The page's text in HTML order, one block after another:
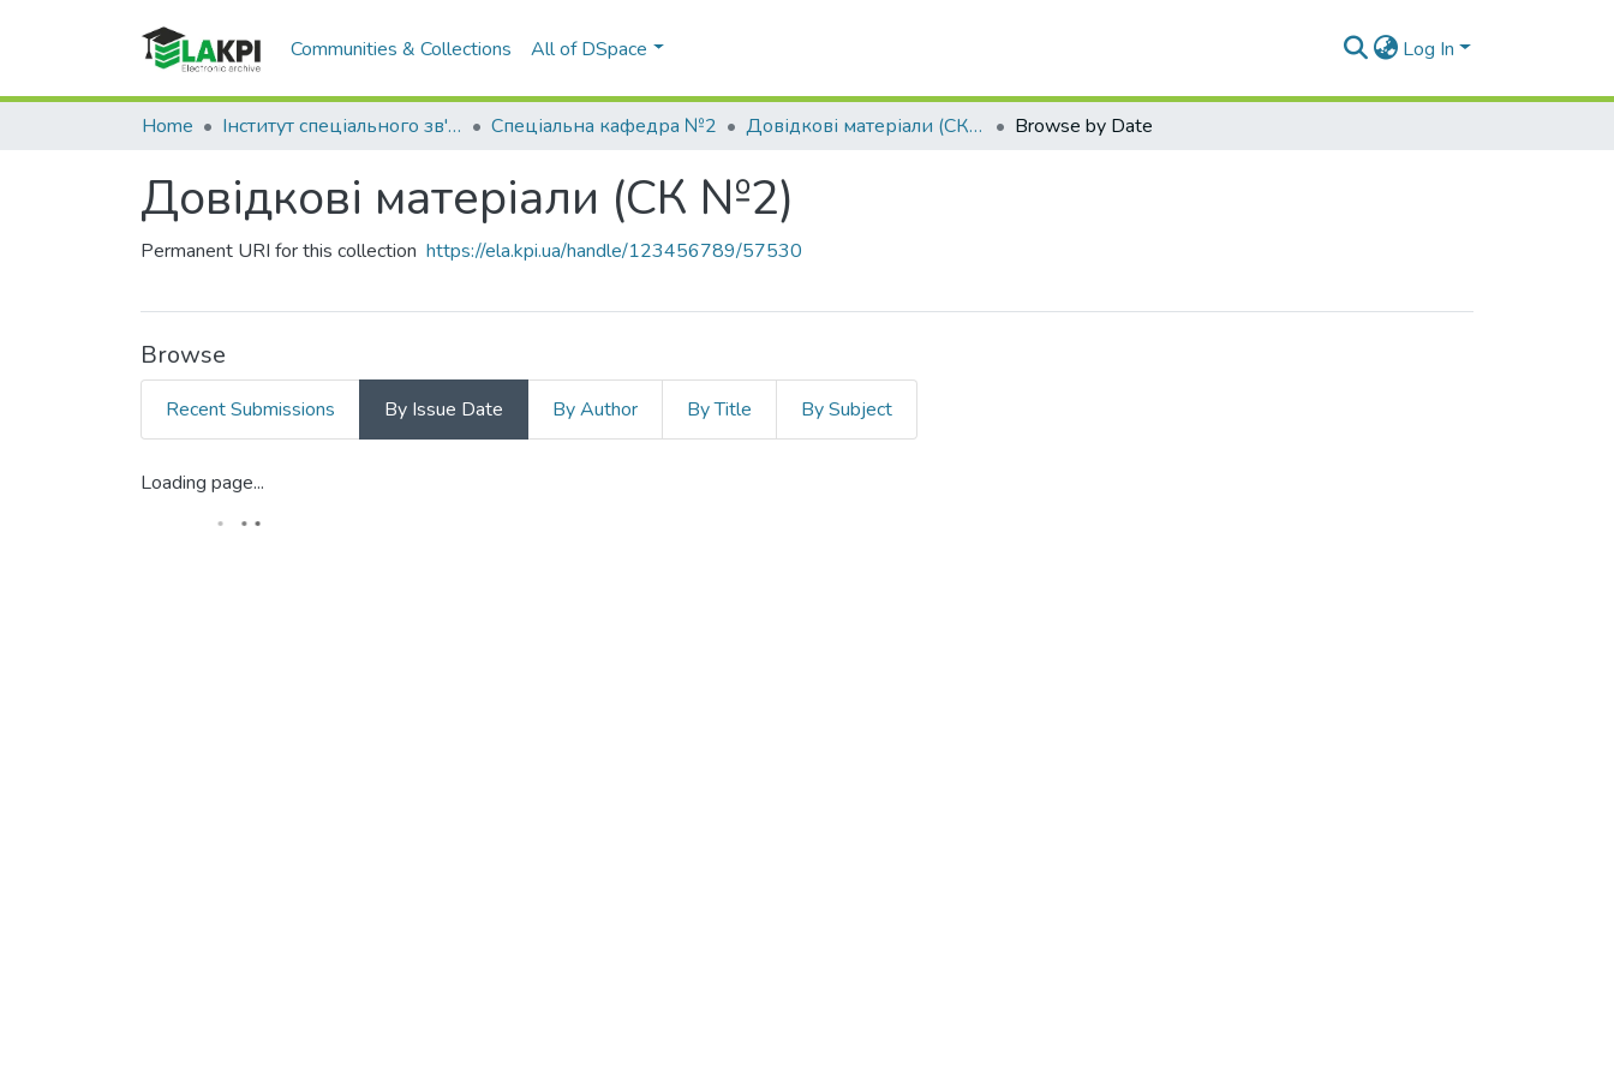
Communities & Collections All of DSpace Log In
Home Інститут спеціального зв'язку та захисту інформації (ІСЗЗІ) Спеціальна кафедра №2 Довідкові матеріали (СК №2) Browse by Date
Довідкові матеріали (СК №2)
Permanent URI for this collection https://ela.kpi.ua/handle/123456789/57530
Browse
Recent Submissions By Issue Date By Author By Title By Subject
Loading page...